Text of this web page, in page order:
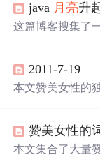
山川地貌、气候
各地文化中关于‘
java 月亮升
这篇博客搜集了
用细腻的笔触捕
略大自然的奇妙
2011-7-19
本文赞美女性的
的重要角色。
赞美女性的
本文集合了大量